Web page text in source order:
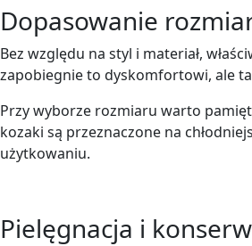
Dopasowanie
Bez względu na styl i materiał,
zapobiegnie to dyskomfortowi, ale
Przy wyborze rozmiaru warto
kozaki są przeznaczone na
użytkowaniu.
Pielęgnacja i